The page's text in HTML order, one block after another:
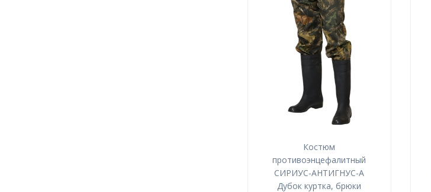
Костюм
противоэнцефалитный
СИРИУС-АНТИГНУС-А
Дубок куртка, брюки